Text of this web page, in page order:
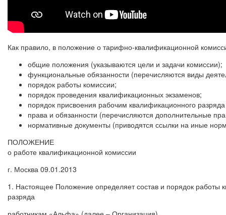
Как правило, в положение о тарифно-квалификационной
общие положения (указываются цели и задачи комиссии);
функциональные обязанности (перечисляются виды
порядок работы комиссии;
порядок проведения квалификационных экзаменов;
порядок присвоения рабочим квалификационного
права и обязанности (перечисляются дополнительные
нормативные документы (приводятся ссылки на иные
ПОЛОЖЕНИЕ
о работе квалификационной комиссии
г. Москва 09.01.2013
1. Настоящее Положение определяет состав и порядок
разряда